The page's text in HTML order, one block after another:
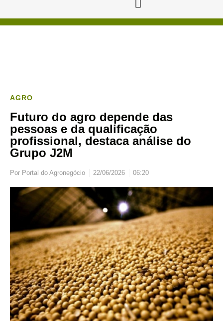
AGRO
Futuro do agro depende das
pessoas e da qualificação
profissional, destaca análise do
Grupo J2M
Por Portal do Agronegócio 22/06/2026 06:20